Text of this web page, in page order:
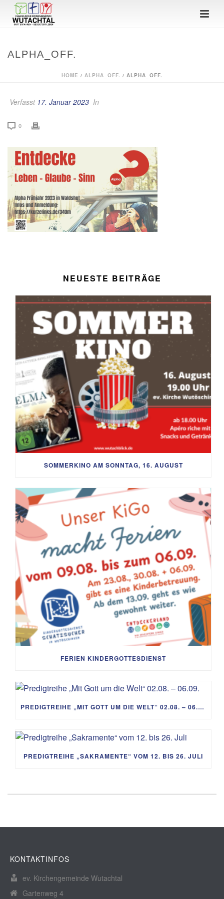
ALPHA_OFF.
HOME / ALPHA_OFF. / ALPHA_OFF.
Verfasst 17. Januar 2023 In
0
NEUESTE BEITRÄGE
SOMMERKINO AM SONNTAG, 16. AUGUST
FERIEN KINDERGOTTESDIENST
PREDIGTREIHE „MIT GOTT UM DIE WELT“ 02.08. – 06.09.
PREDIGTREIHE „SAKRAMENTE“ VOM 12. BIS 26. JULI
KONTAKTINFOS
ev. Kirchengemeinde Wutachtal
Gartenweg 4